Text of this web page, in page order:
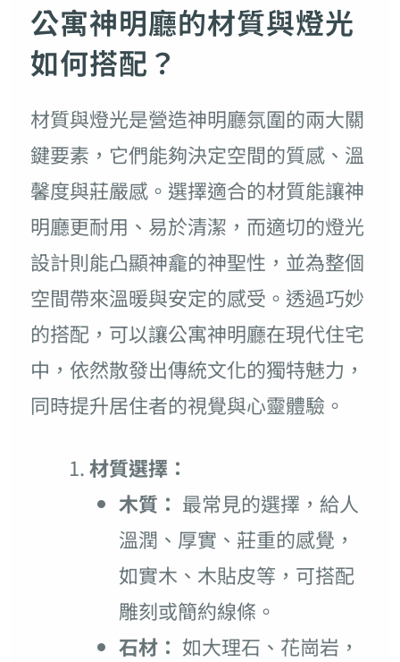
公寓神明廳的材質與燈光
如何搭配？
材質與燈光是營造神明廳氛圍的兩大關
鍵要素，它們能夠決定空間的質感、溫
馨度與莊嚴感。選擇適合的材質能讓神
明廳更耐用、易於清潔，而適切的燈光
設計則能凸顯神龕的神聖性，並為整個
空間帶來溫暖與安定的感受。透過巧妙
的搭配，可以讓公寓神明廳在現代住宅
中，依然散發出傳統文化的獨特魅力，
同時提升居住者的視覺與心靈體驗。
材質選擇：
木質： 最常見的選擇，給人
溫潤、厚實、莊重的感覺，
如實木、木貼皮等，可搭配
雕刻或簡約線條。
石材： 如大理石、花崗岩，